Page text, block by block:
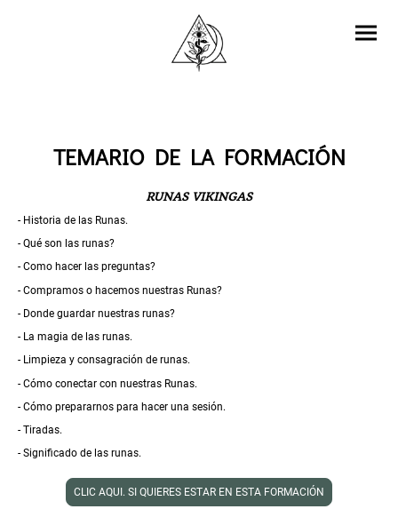
TEMARIO DE LA FORMACIÓN
RUNAS VIKINGAS
- Historia de las Runas.
- Qué son las runas?
- Como hacer las preguntas?
- Compramos o hacemos nuestras Runas?
- Donde guardar nuestras runas?
- La magia de las runas.
- Limpieza y consagración de runas.
- Cómo conectar con nuestras Runas.
- Cómo prepararnos para hacer una sesión.
- Tiradas.
- Significado de las runas.
CLIC AQUI. SI QUIERES ESTAR EN ESTA FORMACIÓN